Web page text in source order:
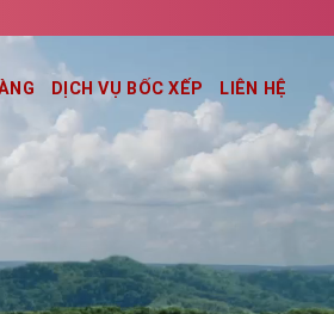
DỊCH VỤ BỐC XẾP LIÊN HỆ